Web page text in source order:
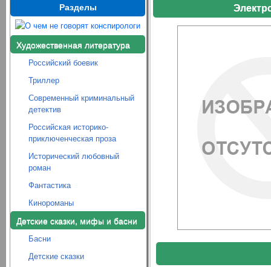
Разделы
Художественная литература
Российский боевик
Триллер
Современный криминальный
детектив
Российская историко-
приключенческая проза
Исторический любовный
роман
Фантастика
Кинороманы
Детские сказки, мифы и басни
Басни
Детские сказки